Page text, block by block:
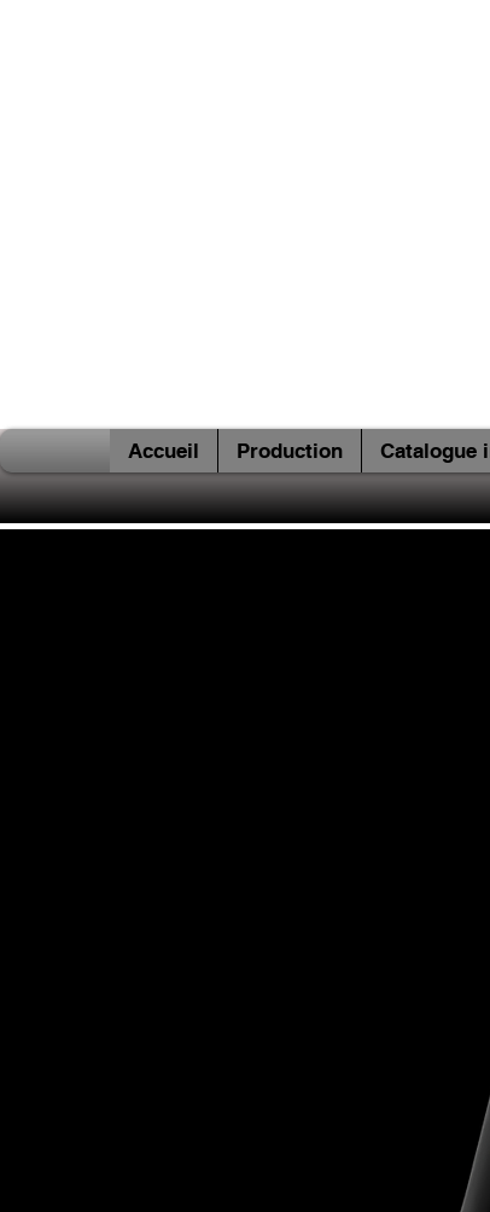
Accueil Production Catalogue